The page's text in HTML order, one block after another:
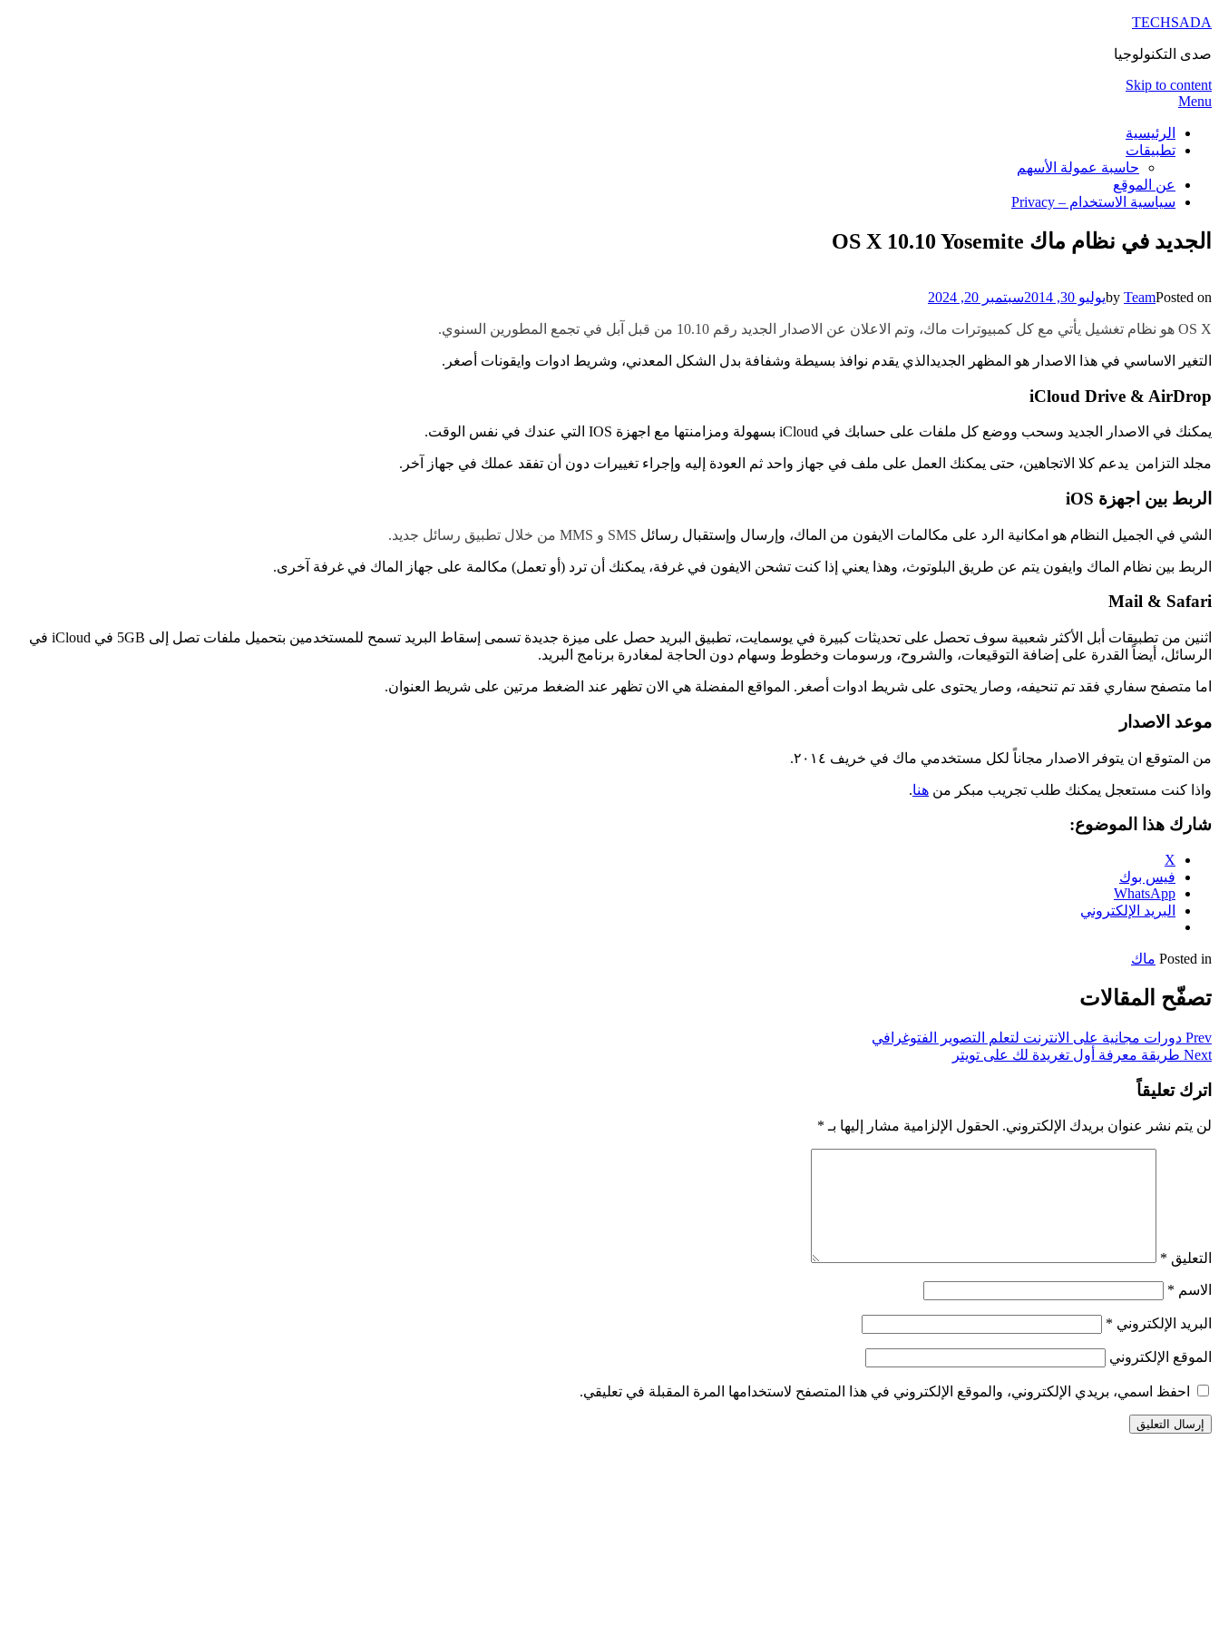
TECHSADA
صدى التكنولوجيا
Skip to content
Menu
الرئيسية
تطبيقات
حاسبة عمولة الأسهم
عن الموقع
سياسية الاستخدام – Privacy
الجديد في نظام ماك OS X 10.10 Yosemite
by TeamPosted on يوليو 30, 2014 سبتمبر 20, 2024
OS X هو نظام تغشيل يأتي مع كل كمبيوترات ماك، وتم الاعلان عن الاصدار الجديد رقم 10.10 من قبل آبل في تجمع المطورين السنوي.
التغير الاساسي في هذا الاصدار هو المظهر الجديدالذي يقدم نوافذ بسيطة وشفافة بدل الشكل المعدني، وشريط ادوات وايقونات أصغر.
iCloud Drive & AirDrop
يمكنك في الاصدار الجديد وسحب ووضع كل ملفات على حسابك في iCloud بسهولة ومزامنتها مع اجهزة IOS التي عندك في نفس الوقت.
مجلد التزامن يدعم كلا الاتجاهين، حتى يمكنك العمل على ملف في جهاز واحد ثم العودة إليه وإجراء تغييرات دون أن تفقد عملك في جهاز آخر.
الربط بين اجهزة iOS
الشي في الجميل النظام هو امكانية الرد على مكالمات الايفون من الماك، وإرسال وإستقبال رسائل SMS و MMS من خلال تطبيق رسائل جديد.
الربط بين نظام الماك وايفون يتم عن طريق البلوتوث، وهذا يعني إذا كنت تشحن الايفون في غرفة، يمكنك أن ترد (أو تعمل) مكالمة على جهاز الماك في غرفة آخرى.
Mail & Safari
اثنين من تطبيقات أبل الأكثر شعبية سوف تحصل على تحديثات كبيرة في يوسمايت، تطبيق البريد حصل على ميزة جديدة تسمى إسقاط البريد تسمح للمستخدمين بتحميل ملفات تصل إلى 5GB في iCloud في
الرسائل، أيضاً القدرة على إضافة التوقيعات، والشروح، ورسومات وخطوط وسهام دون الحاجة لمغادرة برنامج البريد.
اما متصفح سفاري فقد تم تنحيفه، وصار يحتوى على شريط ادوات أصغر. المواقع المفضلة هي الان تظهر عند الضغط مرتين على شريط العنوان.
موعد الاصدار
من المتوقع ان يتوفر الاصدار مجاناً لكل مستخدمي ماك في خريف ٢٠١٤.
واذا كنت مستعجل يمكنك طلب تجريب مبكر من هنا.
شارك هذا الموضوع:
X
فيس بوك
WhatsApp
البريد الإلكتروني
Posted in ماك
تصفّح المقالات
Prev دورات مجانية على الانترنت لتعلم التصوير الفتوغرافي
Next طريقة معرفة أول تغريدة لك على تويتر
اترك تعليقاً
لن يتم نشر عنوان بريدك الإلكتروني. الحقول الإلزامية مشار إليها بـ *
التعليق *
الاسم *
البريد الإلكتروني *
الموقع الإلكتروني
احفظ اسمي، بريدي الإلكتروني، والموقع الإلكتروني في هذا المتصفح لاستخدامها المرة المقبلة في تعليقي.